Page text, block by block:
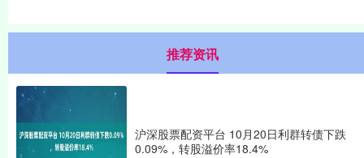
推荐资讯
沪深股票配资平台 10月20日利群转债下跌
0.09%，转股溢价率18.4%